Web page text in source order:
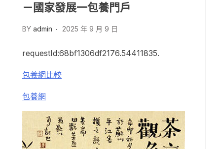
－國家發展一包養門戶
BY admin 2025 年 9 月 9 日
requestId:68bf1306df2176.54411835.
包養網比較
包養網